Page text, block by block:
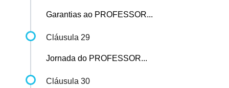
Garantias ao PROFESSOR...
Cláusula 29
Jornada do PROFESSOR...
Cláusula 30